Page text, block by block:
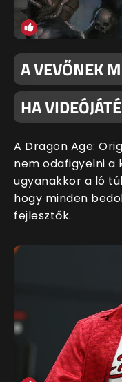
A VEVŐNEK
HA
A Dragon Age:
nem odafigyelni a
ugyanakkor a ló
hogy minden
fejlesztők.